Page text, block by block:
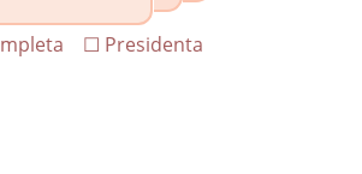
☐ Presidenta